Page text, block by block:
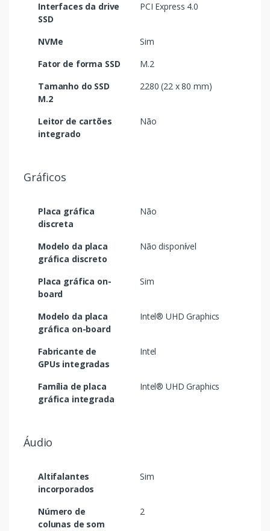
Interfaces da drive
SSD
PCI Express 4.0
NVMe
Sim
Fator de forma SSD
M.2
Tamanho do SSD
M.2
2280 (22 x 80 mm)
Leitor de cartões
integrado
Não
Gráficos
Placa gráfica
discreta
Não
Modelo da placa
gráfica discreto
Não disponível
Placa gráfica on-
board
Sim
Modelo da placa
gráfica on-board
Intel® UHD Graphics
Fabricante de
GPUs integradas
Intel
Família de placa
gráfica integrada
Intel® UHD Graphics
Áudio
Altifalantes
incorporados
Sim
Número de
colunas de som
2